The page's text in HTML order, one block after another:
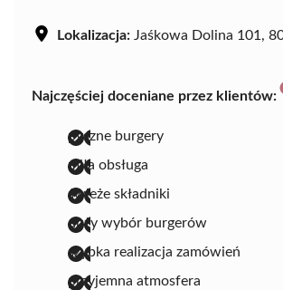
Lokalizacja: Jaśkowa Dolina 101,
Najczęściej doceniane przez klientów:
pyszne burgery
miła obsługa
świeże składniki
duży wybór burgerów
szybka realizacja zamówień
przyjemna atmosfera